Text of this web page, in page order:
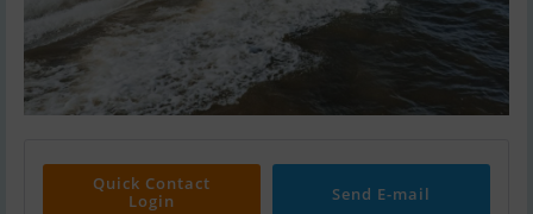
Quick Contact
Login
Send E-mail